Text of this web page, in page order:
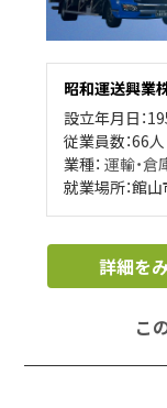
昭和運送興業
設立年月日：
従業員数：66人
業種：運輸・倉
就業場所：館山
詳細を
こ